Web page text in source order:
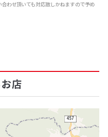
わせ頂いても対応致しかねますので予め
店